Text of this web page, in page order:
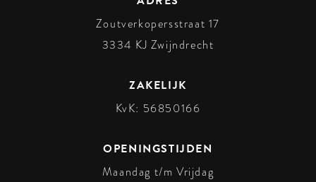
Zoutverkopersstraat 17
3334 KJ Zwijndrecht
ZAKELIJK
KvK: 56850166
OPENINGSTIJDEN
Maandag t/m Vrijdag